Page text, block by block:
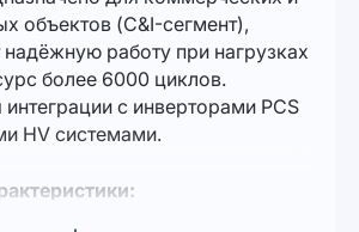
объектов (C&I-сегмент),
надёжную работу при нагрузках
более 6000 циклов.
с инверторами PCS
HV системами.